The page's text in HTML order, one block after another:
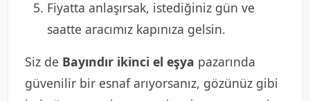
Fiyatta anlaşırsak, istediğiniz gün ve
saatte aracımız kapınıza gelsin.
Siz de Bayındır ikinci el eşya pazarında
güvenilir bir esnaf arıyorsanız, gözünüz gibi